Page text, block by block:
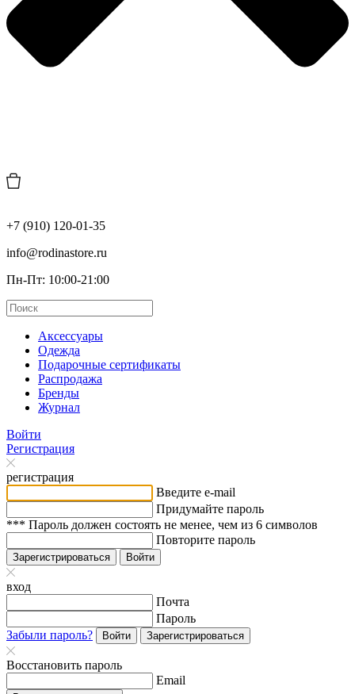
+7 (910) 120-01-35
info@rodinastore.ru
Пн-Пт: 10:00-21:00
Аксессуары
Одежда
Подарочные сертификаты
Распродажа
Бренды
Журнал
Войти
Регистрация
регистрация
Введите e-mail
Придумайте пароль
*** Пароль должен состоять не менее, чем из 6 символов
Повторите пароль
Зарегистрироваться Войти
вход
Почта
Пароль
Забыли пароль?
Войти Зарегистрироваться
Восстановить пароль
Email